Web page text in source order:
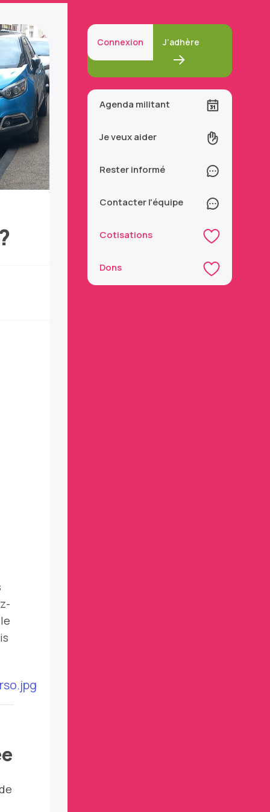
Connexion J’adhère
Agenda militant
Je veux aider
Rester informé
Contacter l'équipe
Cotisations
Dons